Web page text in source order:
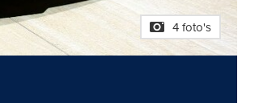
4 foto's